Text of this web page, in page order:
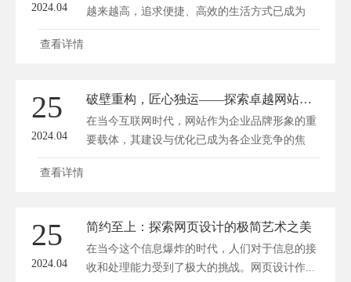
2024.04
越来越高，追求便捷、高效的生活方式已成为
时...
查看详情
25
2024.04
破壁重构，匠心独运——探索卓越网站建设公司的奥秘
在当今互联网时代，网站作为企业品牌形象的重
要载体，其建设与优化已成为各企业竞争的焦
点...
查看详情
25
2024.04
简约至上：探索网页设计的极简艺术之美
在当今这个信息爆炸的时代，人们对于信息的接
收和处理能力受到了极大的挑战。网页设计作...